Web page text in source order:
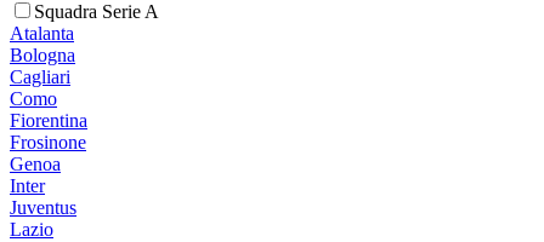
Squadra Serie A
Atalanta
Bologna
Cagliari
Como
Fiorentina
Frosinone
Genoa
Inter
Juventus
Lazio